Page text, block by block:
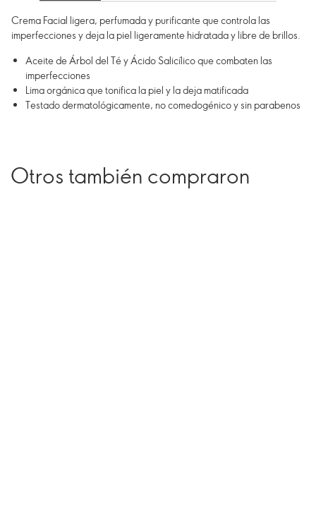
Crema Facial ligera, perfumada y purificante que controla las
imperfecciones y deja la piel ligeramente hidratada y libre de brillos.
Aceite de Árbol del Té y Ácido Salicílico que combaten las
imperfecciones
Lima orgánica que tonifica la piel y la deja matificada
Testado dermatológicamente, no comedogénico y sin parabenos
Otros también compraron